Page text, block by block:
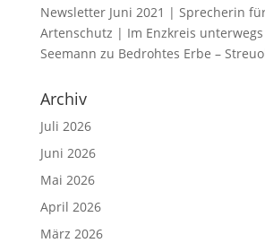
Newsletter Juni 2021 | Sprecherin
Artenschutz | Im Enzkreis
Seemann zu Bedrohtes Erbe –
Archiv
Juli 2026
Juni 2026
Mai 2026
April 2026
März 2026